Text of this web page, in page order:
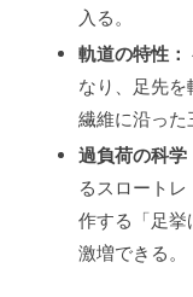
入る。
軌道の特性：
なり、足先
繊維に沿った
過負荷の科学
るスロート
作する「足挙
激増できる。